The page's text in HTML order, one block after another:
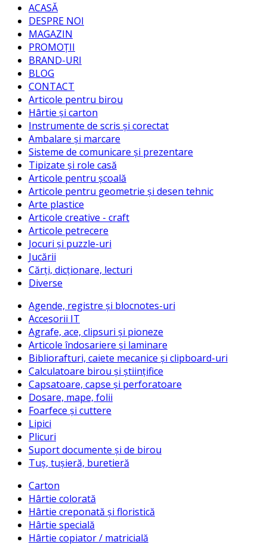
ACASĂ
DESPRE NOI
MAGAZIN
PROMOȚII
BRAND-URI
BLOG
CONTACT
Articole pentru birou
Hârtie și carton
Instrumente de scris și corectat
Ambalare și marcare
Sisteme de comunicare și prezentare
Tipizate și role casă
Articole pentru școală
Articole pentru geometrie și desen tehnic
Arte plastice
Articole creative - craft
Articole petrecere
Jocuri și puzzle-uri
Jucării
Cărți, dicționare, lecturi
Diverse
Agende, registre și blocnotes-uri
Accesorii IT
Agrafe, ace, clipsuri și pioneze
Articole îndosariere și laminare
Bibliorafturi, caiete mecanice și clipboard-uri
Calculatoare birou și științifice
Capsatoare, capse și perforatoare
Dosare, mape, folii
Foarfece și cuttere
Lipici
Plicuri
Suport documente și de birou
Tuș, tușieră, buretieră
Carton
Hârtie colorată
Hârtie creponată și floristică
Hârtie specială
Hârtie copiator / matricială